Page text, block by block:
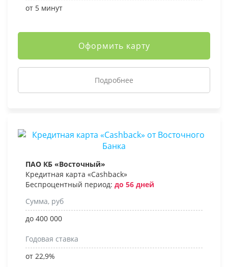
от 5 минут
Оформить карту
Подробнее
ПАО КБ «Восточный»
Кредитная карта «Cashback»
Беспроцентный период: до 56 дней
Сумма, руб
до 400 000
Годовая ставка
от 22,9%